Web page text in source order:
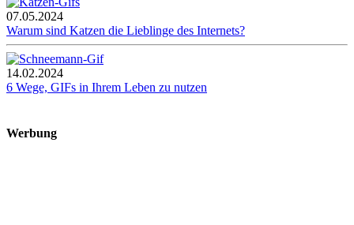
07.05.2024
Warum sind Katzen die Lieblinge des Internets?
14.02.2024
6 Wege, GIFs in Ihrem Leben zu nutzen
Werbung